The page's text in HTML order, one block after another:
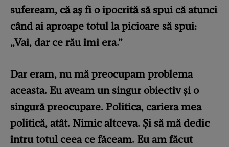
sufeream, că aș fi o ipocrită să spui că atunci
când ai aproape totul la picioare să spui:
„Vai, dar ce rău îmi era.”
Dar eram, nu mă preocupam problema
aceasta. Eu aveam un singur obiectiv și o
singură preocupare. Politica, cariera mea
politică, atât. Nimic altceva. Și să mă dedic
întru totul ceea ce făceam. Eu am făcut